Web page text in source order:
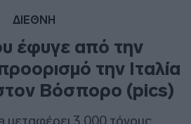
ΔΙΕΘΝΗ
έφυγε από την
την Ιταλία
Βόσπορο (pics)
μεταφέρει 3.000 τόνους